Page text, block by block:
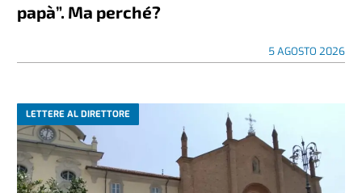
papà”. Ma perché?
5 AGOSTO 2026
LETTERE AL DIRETTORE